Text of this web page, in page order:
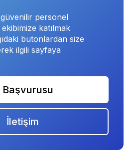
personel
katılmak
butonlardan size
ilgili sayfaya
Başvurusu
İletişim